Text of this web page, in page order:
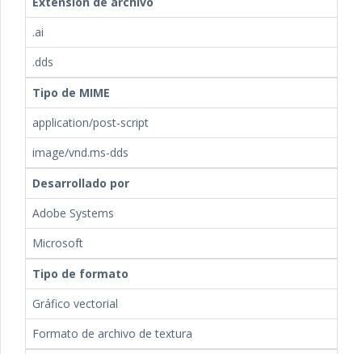
.ai
.dds
Tipo de MIME
application/post-script
image/vnd.ms-dds
Desarrollado por
Adobe Systems
Microsoft
Tipo de formato
Gráfico vectorial
Formato de archivo de textura